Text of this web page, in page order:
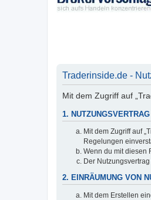
Traderinside.de -
Mit dem Zugriff auf
1. NUTZUNGSVERTRAG
Mit dem Zugriff auf
Regelungen
Wenn du mit diesen
Der
2. EINRÄUMUNG VON
Mit dem Erstellen